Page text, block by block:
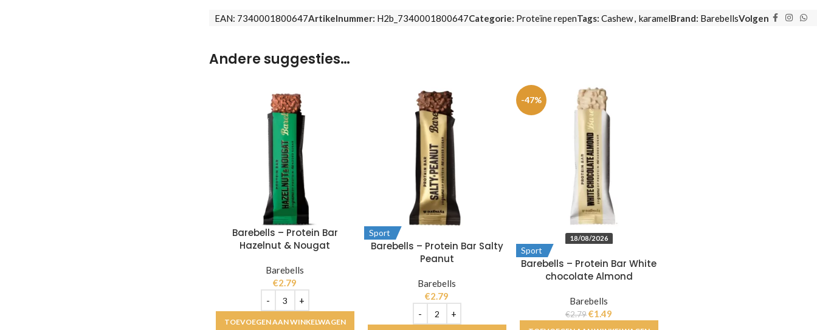
EAN: 7340001800647Artikelnummer: H2b_7340001800647Categorie: Proteïne repenTags: Cashew karamelBrand: BarebellsVolgen
Andere suggesties…
Barebells – Protein Bar
Hazelnut & Nougat
Barebells
€2.79
TOEVOEGEN AAN WINKELWAGEN
Sport
Barebells – Protein Bar Salty
Peanut
Barebells
€2.79
-47%
18/08/2026
Sport
Barebells – Protein Bar White
chocolate Almond
Barebells
€2.79 €1.49